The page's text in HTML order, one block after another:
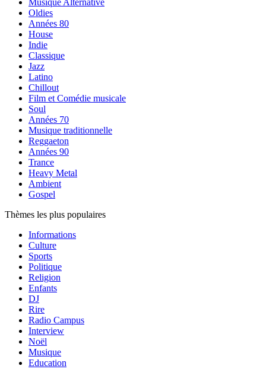
Musique Alternative
Oldies
Années 80
House
Indie
Classique
Jazz
Latino
Chillout
Film et Comédie musicale
Soul
Années 70
Musique traditionnelle
Reggaeton
Années 90
Trance
Heavy Metal
Ambient
Gospel
Thèmes les plus populaires
Informations
Culture
Sports
Politique
Religion
Enfants
DJ
Rire
Radio Campus
Interview
Noël
Musique
Education